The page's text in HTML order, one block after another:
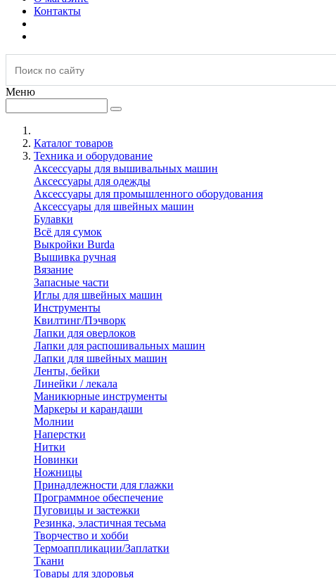
Контакты
Меню
Каталог товаров
Техника и оборудование
Аксессуары для вышивальных машин
Аксессуары для одежды
Аксессуары для промышленного оборудования
Аксессуары для швейных машин
Булавки
Всё для сумок
Выкройки Burda
Вышивка ручная
Вязание
Запасные части
Иглы для швейных машин
Инструменты
Квилтинг/Пэчворк
Лапки для оверлоков
Лапки для распошивальных машин
Лапки для швейных машин
Ленты, бейки
Линейки / лекала
Маникюрные инструменты
Маркеры и карандаши
Молнии
Наперстки
Нитки
Новинки
Ножницы
Принадлежности для глажки
Программное обеспечение
Пуговицы и застежки
Резинка, эластичная тесьма
Творчество и хобби
Термоаппликации/Заплатки
Ткани
Товары для здоровья